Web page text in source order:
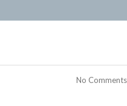
No Comments